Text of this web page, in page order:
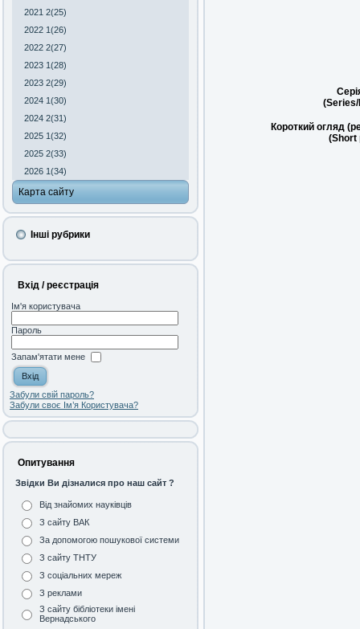
2021 2(25)
2022 1(26)
2022 2(27)
2023 1(28)
2023 2(29)
2024 1(30)
2024 2(31)
2025 1(32)
2025 2(33)
2026 1(34)
Карта сайту
Інші рубрики
Вхід / реєстрація
Ім'я користувача
Пароль
Запам'ятати мене
Забули свій пароль?
Забули своє Ім’я Користувача?
Опитування
Звідки Ви дізналися про наш сайт ?
Від знайомих науківців
З сайту ВАК
За допомогою пошукової системи
З сайту ТНТУ
З соціальних мереж
З реклами
З сайту бібліотеки імені
Вернадського
Короткий огляд
(Short